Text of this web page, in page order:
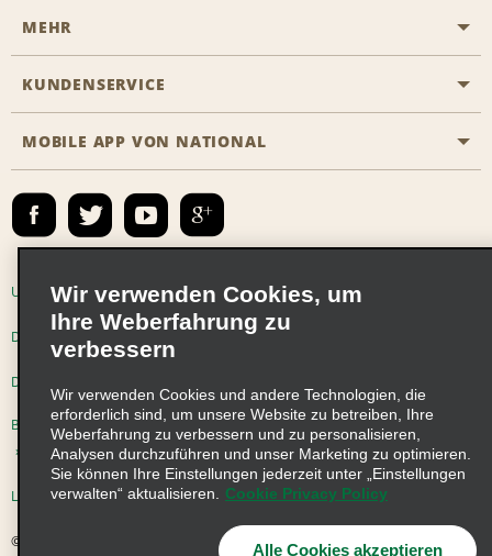
Eine Reservierung vornehmen
Das Business Rental Programm
Emerald Club Anmelden
MEHR
Karriere
KUNDENSERVICE
Barrierefreiheit
Kontakt
E-Mail anmelden
MOBILE APP VON NATIONAL
Unternehmensinformationen Nutzungsbedingungen
Datenschutzrichtlinie Cookie-Richtlinie
Datenschutzoptionen
Beschwerdeverfahren nach dem Lieferkettensorgfaltspflichtengesetz
Lieferkettensorgfaltspflichtengesetz (LkSG) Grundsatzerklärung
© 2026 Enterprise Holdings, Inc. Alle Rechte vorbehalten
Wir verwenden Cookies, um
Ihre Weberfahrung zu
verbessern
Wir verwenden Cookies und andere Technologien, die
erforderlich sind, um unsere Website zu betreiben, Ihre
Weberfahrung zu verbessern und zu personalisieren,
Analysen durchzuführen und unser Marketing zu optimieren.
Sie können Ihre Einstellungen jederzeit unter „Einstellungen
verwalten“ aktualisieren.
Cookie Privacy Policy
Alle Cookies akzeptieren